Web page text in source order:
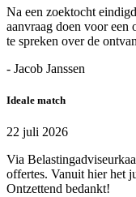
Na een zoektocht
aanvraag doen voor een
te spreken over de
- Jacob Janssen
Ideale match
22 juli 2026
Via
offertes. Vanuit hier het
Ontzettend bedankt!